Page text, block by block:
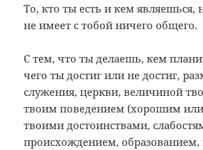
То, кто ты есть и кем являешься,
не имеет с тобой ничего общего.
С тем, что ты делаешь, кем
чего ты достиг или не достиг,
служения, церкви, величиной
твоим поведением (хорошим
твоими достоинствами,
происхождением,